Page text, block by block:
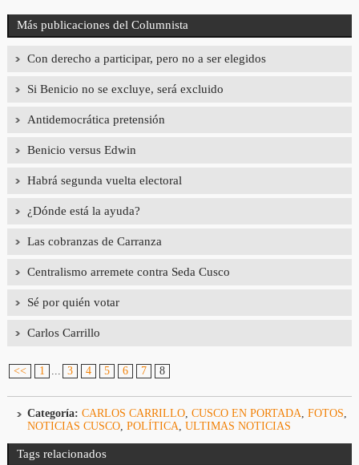
Más publicaciones del Columnista
Con derecho a participar, pero no a ser elegidos
Si Benicio no se excluye, será excluido
Antidemocrática pretensión
Benicio versus Edwin
Habrá segunda vuelta electoral
¿Dónde está la ayuda?
Las cobranzas de Carranza
Centralismo arremete contra Seda Cusco
Sé por quién votar
Carlos Carrillo
<< 1 ... 3 4 5 6 7 8
Categoría: CARLOS CARRILLO, CUSCO EN PORTADA, FOTOS,
NOTICIAS CUSCO, POLÍTICA, ULTIMAS NOTICIAS
Tags relacionados